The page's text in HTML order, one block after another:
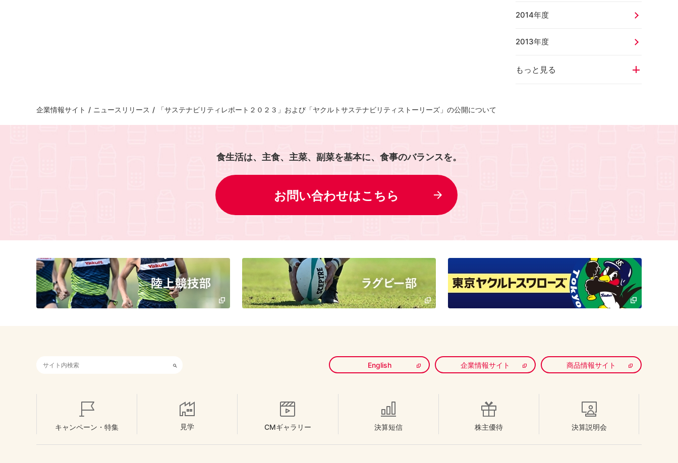
2014年度
2013年度
もっと見る
企業情報サイト / ニュースリリース / 「サステナビリティレポート２０２３」および「ヤクルトサステナビリティストーリーズ」の公開について
食生活は、主食、主菜、副菜を基本に、食事のバランスを。
お問い合わせはこちら
検索キーワード入力
English 企業情報サイト 商品情報サイト
キャンペーン・特集 見学 CMギャラリー 決算短信 株主優待 決算説明会